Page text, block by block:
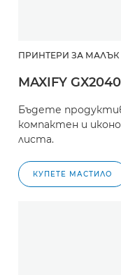
ПРИНТЕРИ ЗА
MAXIFY GX2040
Бъдете
компактен и
листа.
КУПЕТЕ МАСТИЛО